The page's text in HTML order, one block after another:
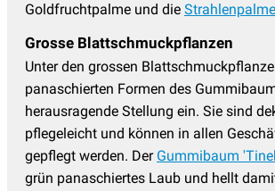
Goldfruchtpalme und die Strahlenpalme
Grosse Blattschmuckpflanzen
Unter den grossen
panaschierten Formen des
herausragende Stellung ein. Sie sind
pflegeleicht und können in allen
gepflegt werden. Der Gummibaum
grün panaschiertes Laub und hellt